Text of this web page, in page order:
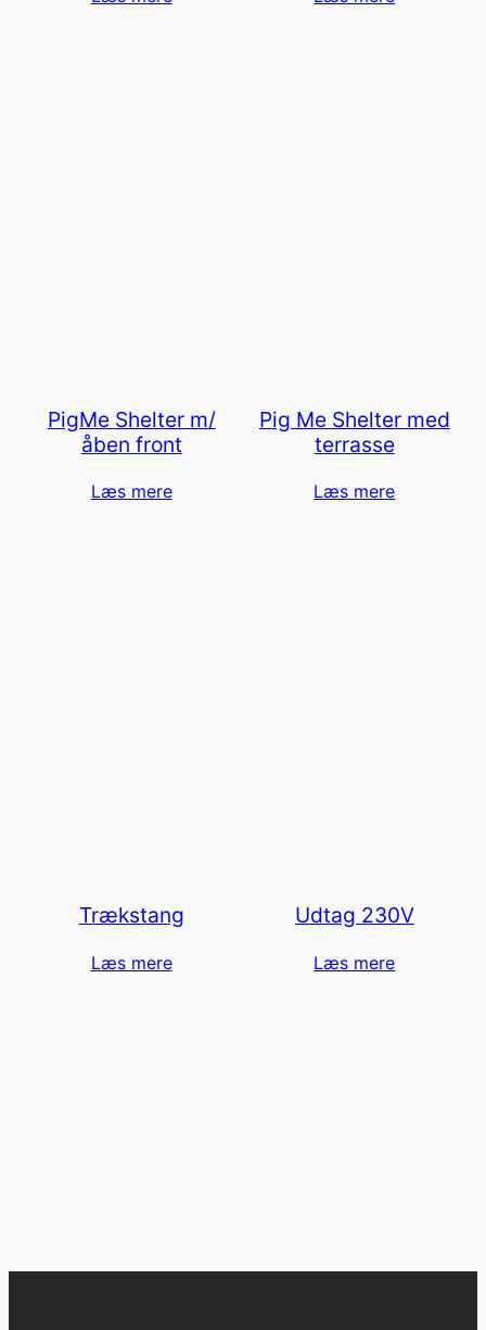
PigMe Shelter m/
åben front
Læs mere
Pig Me Shelter med
terrasse
Læs mere
Trækstang
Læs mere
Udtag 230V
Læs mere